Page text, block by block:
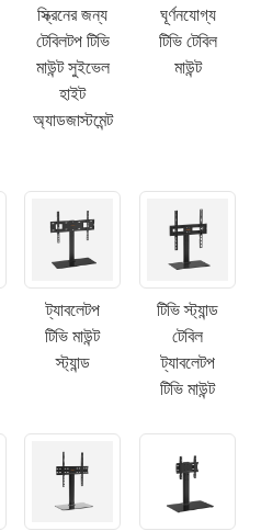
স্ক্রিনের জন্য
টেবিলটপ টিভি
মাউন্ট সুইভেল
হাইট
অ্যাডজাস্টমেন্ট
ঘূর্ণনযোগ্য
টিভি টেবিল
মাউন্ট
ট্যাবলেটপ
টিভি মাউন্ট
স্ট্যান্ড
টিভি স্ট্যান্ড
টেবিল
ট্যাবলেটপ
টিভি মাউন্ট